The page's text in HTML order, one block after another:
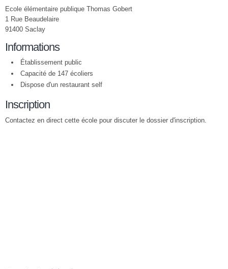
Ecole élémentaire publique Thomas Gobert
1 Rue Beaudelaire
91400 Saclay
Informations
Établissement public
Capacité de 147 écoliers
Dispose d'un restaurant self
Inscription
Contactez en direct cette école pour discuter le dossier d'inscription.